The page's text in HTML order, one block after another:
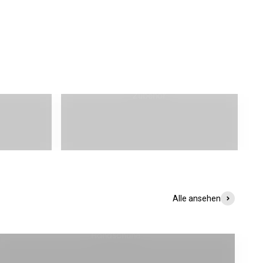
Zubehör
Alle ansehen
Handschuhe